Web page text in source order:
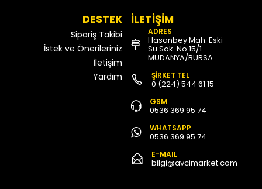
DESTEK
Sipariş Takibi
İstek ve Önerileriniz
İletişim
Yardım
İLETİŞİM
ADRES
Hasanbey Mah. Eski
Su Sok. No:15/1
MUDANYA/BURSA
ŞİRKET TEL
0 (224) 544 61 15
GSM
0536 369 95 74
WHATSAPP
0536 369 95 74
E-MAIL
bilgi@avcimarket.com